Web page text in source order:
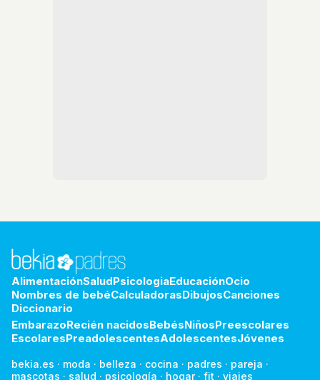
AlimentaciónSaludPsicologiaEducaciónOcio
Nombres de bebéCalculadorasDibujosCanciones
Diccionario
EmbarazoRecién nacidosBebésNiñosPreescolares
EscolaresPreadolescentesAdolescentesJóvenes
bekia.es · moda · belleza · cocina · padres · pareja ·
mascotas · salud · psicología · hogar· fit · viajes